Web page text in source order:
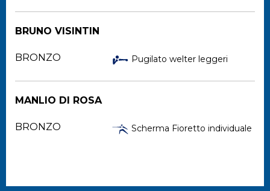
BRUNO VISINTIN
BRONZO Pugilato welter leggeri
MANLIO DI ROSA
BRONZO Scherma Fioretto individuale